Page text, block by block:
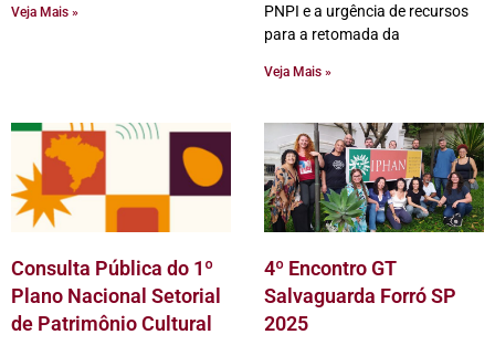
Veja Mais »
PNPI e a urgência de recursos
para a retomada da
Veja Mais »
Consulta Pública do 1º
Plano Nacional Setorial
de Patrimônio Cultural
4º Encontro GT
Salvaguarda Forró SP
2025